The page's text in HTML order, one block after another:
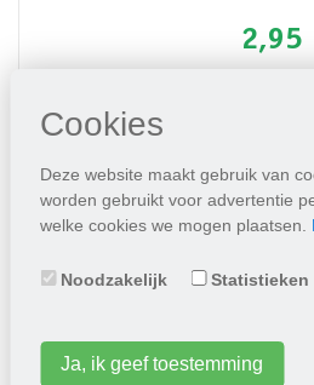
Cookies
Deze website maakt gebruik van
worden gebruikt voor advertentie
welke cookies we mogen plaatsen.
Noodzakelijk Statistieken
Ja, ik geef toestemming
2,95